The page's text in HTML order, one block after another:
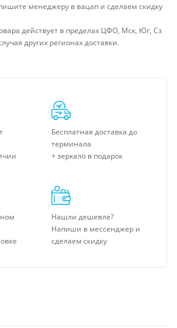
менеджеру в вацап и сделаем скидку
действует в пределах ЦФО, Мск, Юг, Сз
других регионах доставки.
Бесплатная доставка до
терминала
+ зеркало в подарок
Нашли дешевле?
Напиши в мессенджер и
сделаем скидку